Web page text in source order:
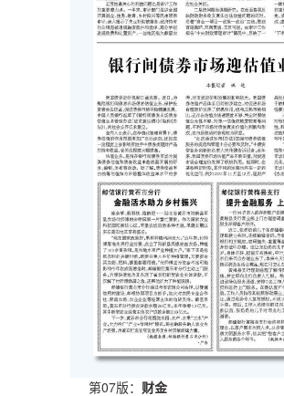
第07版： 财金